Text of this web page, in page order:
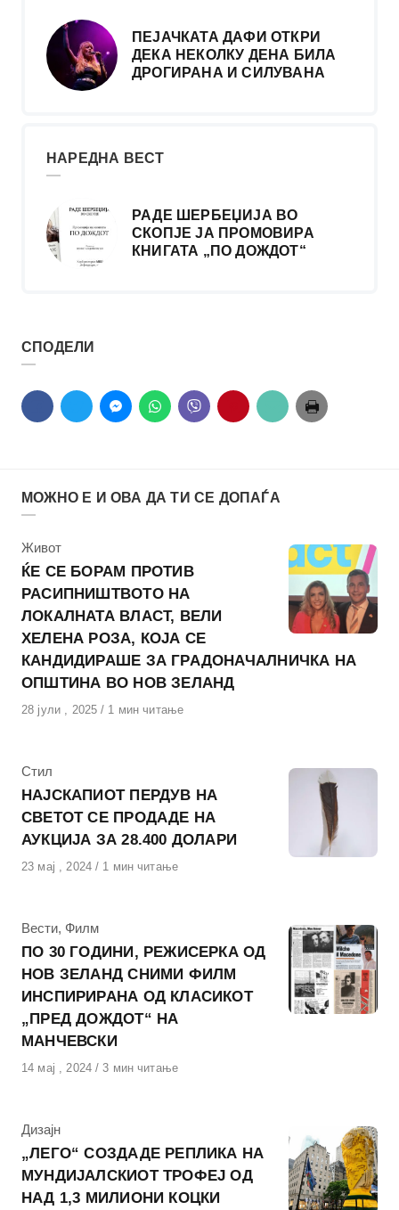
ПЕЈАЧКАТА ДАФИ ОТКРИ
ДЕКА НЕКОЛКУ ДЕНА БИЛА
ДРОГИРАНА И СИЛУВАНА
НАРЕДНА ВЕСТ
РАДЕ ШЕРБЕЏИЈА ВО
СКОПЈЕ ЈА ПРОМОВИРА
КНИГАТА „ПО ДОЖДОТ“
СПОДЕЛИ
МОЖНО Е И ОВА ДА ТИ СЕ ДОПАЃА
КАтегорија
Живот
ЌЕ СЕ БОРАМ ПРОТИВ
РАСИПНИШТВОТО НА
ЛОКАЛНАТА ВЛАСТ, ВЕЛИ
ХЕЛЕНА РОЗА, КОЈА СЕ
КАНДИДИРАШЕ ЗА ГРАДОНАЧАЛНИЧКА НА
ОПШТИНА ВО НОВ ЗЕЛАНД
Објавено
28 јули , 2025 1 мин читање
КАтегорија
Стил
НАЈСКАПИОТ ПЕРДУВ НА
СВЕТОТ СЕ ПРОДАДЕ НА
АУКЦИЈА ЗА 28.400 ДОЛАРИ
Објавено
23 мај , 2024 1 мин читање
КАтегорија
Вести, Филм
ПО 30 ГОДИНИ, РЕЖИСЕРКА ОД
НОВ ЗЕЛАНД СНИМИ ФИЛМ
ИНСПИРИРАНА ОД КЛАСИКОТ
„ПРЕД ДОЖДОТ“ НА
МАНЧЕВСКИ
Објавено
14 мај , 2024 3 мин читање
КАтегорија
Дизајн
„ЛЕГО“ СОЗДАДЕ РЕПЛИКА НА
МУНДИЈАЛСКИОТ ТРОФЕЈ ОД
НАД 1,3 МИЛИОНИ КОЦКИ